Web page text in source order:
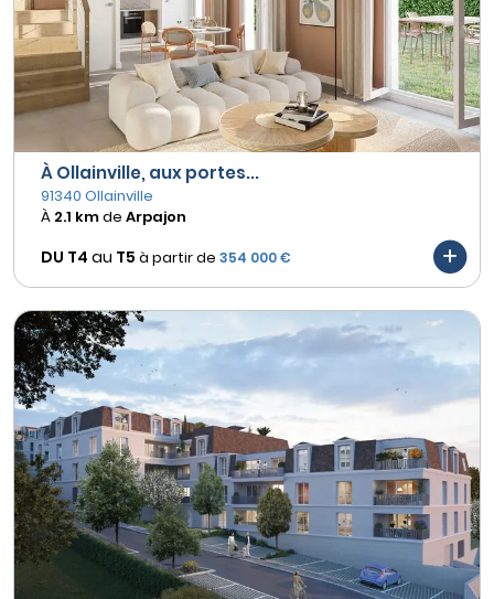
À Ollainville, aux portes...
91340 Ollainville
À 2.1 kmde Arpajon
DU T4 au T5 à partir de 354 000 €